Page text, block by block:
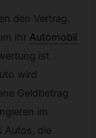
den Vertrag.
Ihr Automobil
ist
wird
Geldbetrag
im
Autos, die